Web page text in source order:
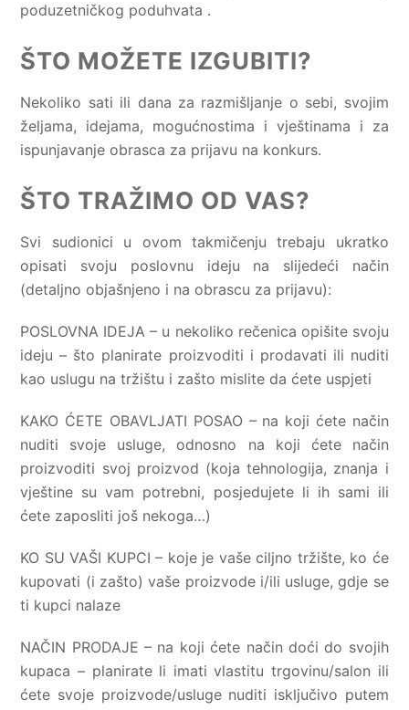
poduzetničkog poduhvata .
ŠTO MOŽETE IZGUBITI?
Nekoliko sati ili dana za razmišljanje o sebi, svojim
željama, idejama, mogućnostima i vještinama i za
ispunjavanje obrasca za prijavu na konkurs.
ŠTO TRAŽIMO OD VAS?
Svi sudionici u ovom takmičenju trebaju ukratko
opisati svoju poslovnu ideju na slijedeći način
(detaljno objašnjeno i na obrascu za prijavu):
POSLOVNA IDEJA – u nekoliko rečenica opišite svoju
ideju – što planirate proizvoditi i prodavati ili nuditi
kao uslugu na tržištu i zašto mislite da ćete uspjeti
KAKO ĆETE OBAVLJATI POSAO – na koji ćete način
nuditi svoje usluge, odnosno na koji ćete način
proizvoditi svoj proizvod (koja tehnologija, znanja i
vještine su vam potrebni, posjedujete li ih sami ili
ćete zaposliti još nekoga…)
KO SU VAŠI KUPCI – koje je vaše ciljno tržište, ko će
kupovati (i zašto) vaše proizvode i/ili usluge, gdje se
ti kupci nalaze
NAČIN PRODAJE – na koji ćete način doći do svojih
kupaca – planirate li imati vlastitu trgovinu/salon ili
ćete svoje proizvode/usluge nuditi isključivo putem